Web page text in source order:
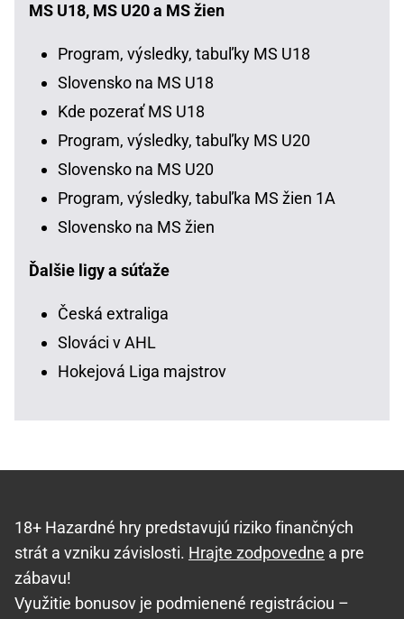
MS U18, MS U20 a MS žien
Program, výsledky, tabuľky MS U18
Slovensko na MS U18
Kde pozerať MS U18
Program, výsledky, tabuľky MS U20
Slovensko na MS U20
Program, výsledky, tabuľka MS žien 1A
Slovensko na MS žien
Ďalšie ligy a súťaže
Česká extraliga
Slováci v AHL
Hokejová Liga majstrov
18+ Hazardné hry predstavujú riziko finančných
strát a vzniku závislosti. Hrajte zodpovedne a pre
zábavu!
Využitie bonusov je podmienené registráciou –